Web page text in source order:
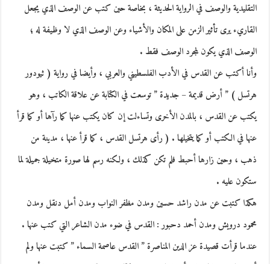
التقليدية والوصف في الرواية الحديثة ، بخاصة حين كتب عن الوصف الذي يجعل
القاريء يرى تأثير الزمن على المكان والأشياء وعن الوصف الذي لا وظيفة له ؛
الوصف الذي يكون لمجرد الوصف فقط .
وأنا أكتب عن القدس في الأدب الفلسطيني والعربي ، وأيضا في رواية ( ثيودور
هرتسل ) ” أرض قديمة – جديدة ” توسعت في الكتابة عن علاقة الكاتب ، وهو
يكتب عن القدس ، بالمدن الأخرى وتساءلت إن كان يكتب عنها كما رآها أو كما قرأ
عنها في الكتب أو كما يتخيلها . ( رأى هرتسل القدس ، كما قرأ عنها ، مدينة من
ذهب ، وحين زارها أحبط فلم تكن كذلك ، ولكنه رسم لها صورة متخيلة جميلة لما
ستكون عليه .
هكذا كتبت عن مدن راشد حسين ومدن مظفر النواب ومدن أمل دنقل ومدن
محمود درويش ومدن أحمد دحبور : القدس في ضوء مدن الشاعر التي كتب عنها .
عندما قرأت قصيدة عز الدين المناصرة ” القدس عاصمة السماء ” كتبت عنها ولم